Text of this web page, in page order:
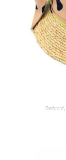
Bedacht,